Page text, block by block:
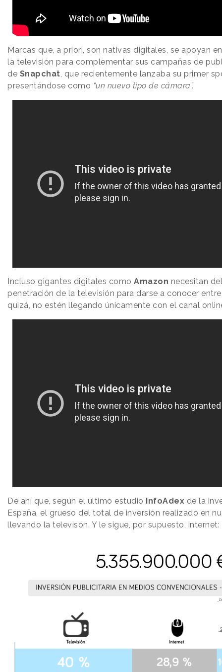
Marcas que, a priori, son nativas digitales, se apoyan
la televisión para complementar sus campañas de
de Snapchat , que recientemente lanzaba su primer
presentándose como “un nuevo tipo de cámara”.
Incluso gigantes digitales como Amazon necesitan
penetración de la televisión para darse a conocer
quizá, no estén llegando únicamente con el canal
De ahí que, según el último estudio InfoAdex de la
España, el grueso del total de inversión realizado en
llevando la televisón. Y le sigue, por supuesto, internet: